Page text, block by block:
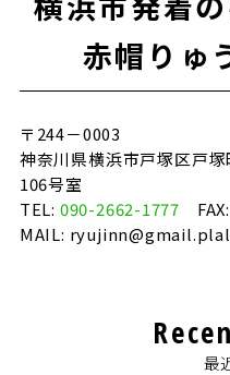
o
k
赤帽りゅ
〒244－0003
神奈川県横浜市戸塚区戸
106号室
TEL: 090-2662-1777
MAIL:
最